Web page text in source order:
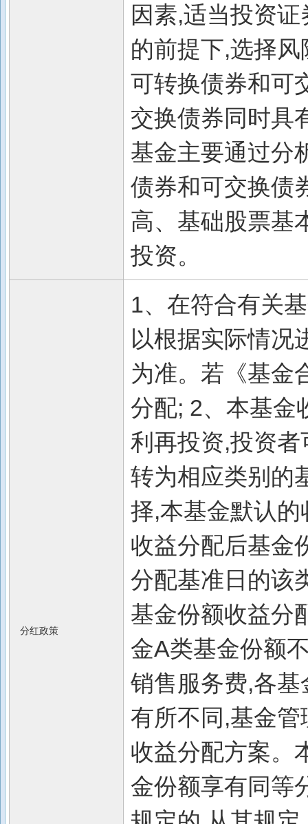
因素,适当投资
的前提下,选择
可转换债券和可
交换债券同时具
基金主要通过分
债券和可交换债
高、基础股票基
投资。
分红政策
1、在符合有关
以根据实际情况
为准。若《基金
分配; 2、本基金
利再投资,投资
转为相应类别的
择,本基金默认
收益分配后基金
分配基准日的该
基金份额收益分
金A类基金份额
销售服务费,各
有所不同,基金
收益分配方案。
金份额享有同等